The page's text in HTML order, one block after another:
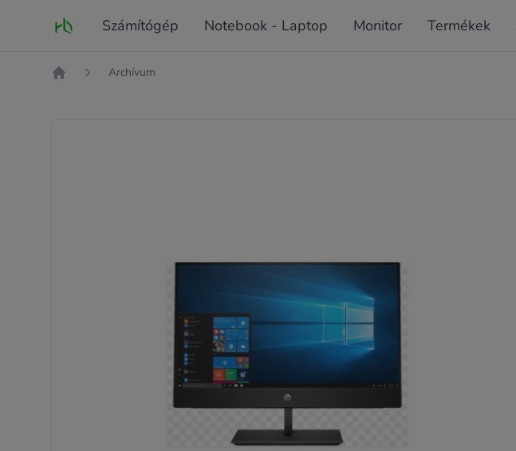
Fő oldal Számítógép Notebook - Laptop Monitor Termékek
Archívum